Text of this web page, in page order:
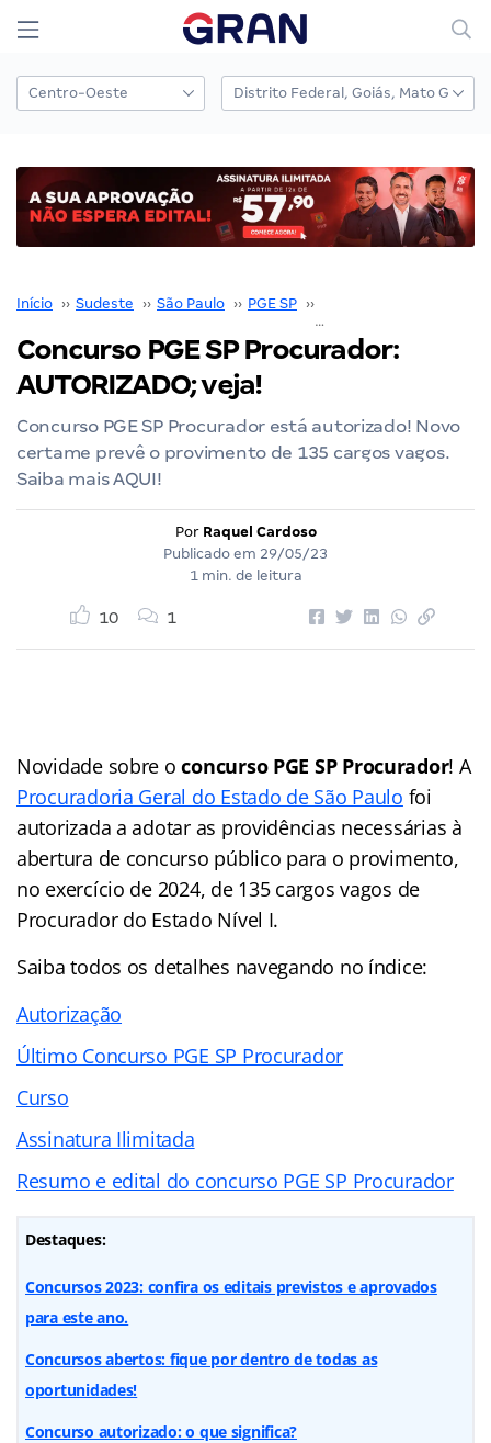
Início ›› Sudeste ›› São Paulo ›› PGE SP ››
Concurso PGE SP Procurador:
AUTORIZADO; veja!
Concurso PGE SP Procurador está autorizado! Novo
certame prevê o provimento de 135 cargos vagos.
Saiba mais AQUI!
Por Raquel Cardoso
Publicado em 29/05/23
1 min. de leitura
10 1
Novidade sobre oconcurso PGE SP Procurador! A
Procuradoria Geral do Estado de São Paulo foi
autorizada a adotar as providências necessárias à
abertura de concurso público para o provimento,
no exercício de 2024, de 135 cargos vagos de
Procurador do Estado Nível I.
Saiba todos os detalhes navegando no índice:
Autorização
Último Concurso PGE SP Procurador
Curso
Assinatura Ilimitada
Resumo e edital do concurso PGE SP Procurador
Destaques:
Concursos 2023: confira os editais previstos e aprovados
para este ano.
Concursos abertos: fique por dentro de todas as
oportunidades!
Concurso autorizado: o que significa?